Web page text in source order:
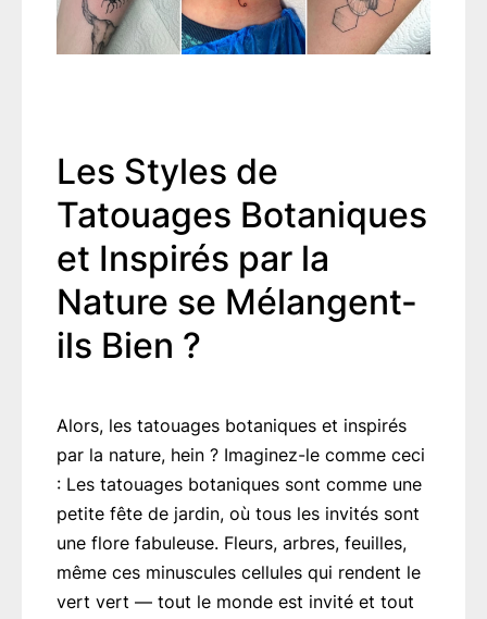
Les Styles de
Tatouages Botaniques
et Inspirés par la
Nature se Mélangent-
ils Bien ?
Alors, les tatouages botaniques et inspirés
par la nature, hein ? Imaginez-le comme ceci
: Les tatouages botaniques sont comme une
petite fête de jardin, où tous les invités sont
une flore fabuleuse. Fleurs, arbres, feuilles,
même ces minuscules cellules qui rendent le
vert vert — tout le monde est invité et tout